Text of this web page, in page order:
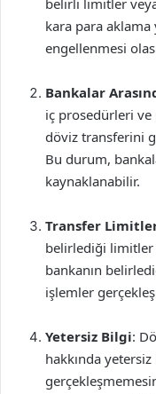
belirli limitler
kara para aklama
engellenmesi
Bankalar
iç prosedürleri ve
döviz transferini
Bu durum,
kaynaklanabilir.
Transfer
belirlediği limitler
bankanın
işlemler
Yetersiz Bilgi:
hakkında